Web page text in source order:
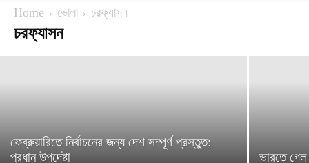
Home ভোলা চরফ্যাসন
চরফ্যাসন
সাত জেলায় বন্যার শঙ্কা, ভারী বৃষ্টির পূর্বাভাস
চরফ্যাশন সংবাদ
ফেব্রুয়ারিতে নির্বাচনের জন্য দেশ সম্পূর্ণ প্রস্তুত:
প্রধান উপদেষ্টা
ভারতে